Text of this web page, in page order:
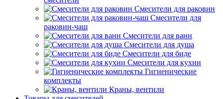
Смесители для раковин
Смесители для
раковин-чаш
Смесители для ванн
Смесители для душа
Смесители для биде
Смесители для кухни
Гигиенические
комплекты
Краны, вентили